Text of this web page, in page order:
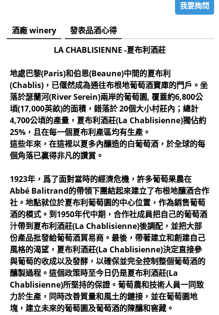
我要詢問
酒廠 winery
發表品酒心得
LA CHABLISIENNE -夏布利酒莊
地處巴黎(Paris)和伯恩(Beaune)中間的夏布利
(Chablis)，已偃然成為通往布根地葡萄酒寶庫的門戶。坐
落於瑟蘭河(River Serein)兩岸的葡萄園, 覆蓋約6,800公
頃(17,000英畝)的面積，錯落於 20個大小村莊內；總計
4,700公頃的產量，夏布利酒莊(La Chablisienne)獨佔約
25%，且在每一個夏布利產區均有生產。
這些年來，在這裡以夏多內釀造的白葡萄酒，於全球的每
個角落已贏得非凡的讚賞。
1923年，爲了面對當時的經濟危機，許多葡萄果農在
Abbé Balitrand的帶領下團結起來建立了布根地釀酒合作
社。地點就位於夏布利葡萄園的中心位置，作為銷售葡萄
酒的模式。到1950年代中期，合作社成員把自己的葡萄酒
汁帶到夏布利酒莊(La Chablisienne)後調配，並把大部
份產品批發給葡萄酒貿易商。最後，帶著建立和創建自己
風格的渴望，夏布利酒莊(La Chablisienne)決定直接參
與葡萄的收成以及發酵，以確保並完全控制整個葡萄酒的
釀製過程。這個政策時至今日仍是夏布利酒莊(La
Chablisienne)所堅持的保證。葡萄農和技術人員一同致
力於生產，同時改善質量和風土的鏈接，並在葡萄園地
塊，建立未來的葡萄園及葡萄酒的陳釀和窖藏。